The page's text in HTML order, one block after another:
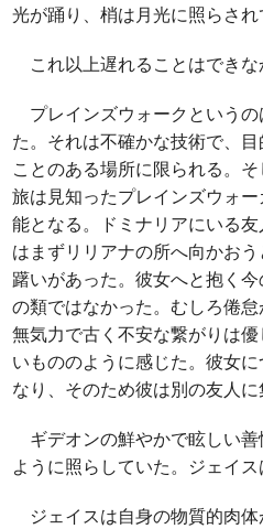
光が踊り、梢は月光に照らされ
これ以上遅れることはできな
プレインズウォークという
た。それは不確かな技術で、
ことのある場所に限られる。
旅は見知ったプレインズウォ
能となる。ドミナリアにいる
はまずリリアナの所へ向かお
躇いがあった。彼女へと抱く
の類ではなかった。むしろ倦怠
無気力で古く不安な繋がりは
いもののように感じた。彼女
なり、そのため彼は別の友人に
ギデオンの鮮やかで眩しい
ように照らしていた。ジェイス
ジェイスは自身の物質的肉